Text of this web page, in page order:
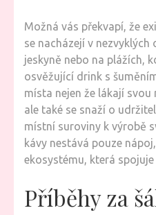
Možná vás překvapí, že
se nacházejí v
jeskyně nebo na plážích,
osvěžující drink s
místa nejen že lákají
ale také se snaží o
místní suroviny k výrobě
kávy nestává pouze
ekosystému, která
Příběhy za